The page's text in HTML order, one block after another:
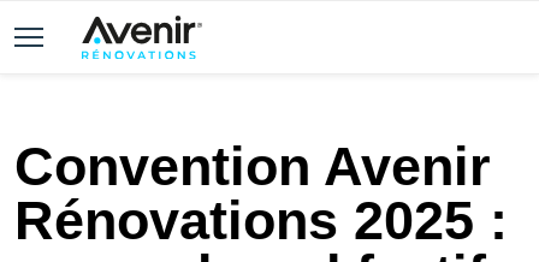
Convention Avenir
Rénovations 2025 :